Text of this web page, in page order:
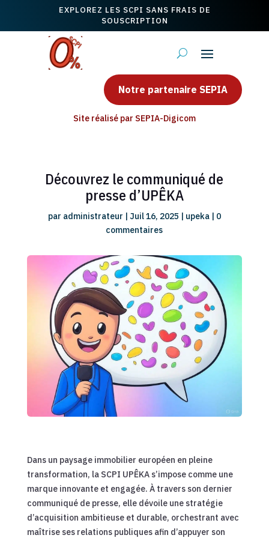
EXPLOREZ LES SCPI SANS FRAIS DE
SOUSCRIPTION
Notre partenaire SEPIA
Site réalisé par SEPIA-Digicom
Découvrez le communiqué de
presse d’UPÊKA
par administrateur | Juil 16, 2025 | upeka| 0
commentaires
Dans un paysage immobilier européen en pleine
transformation, la SCPI UPÊKA s’impose comme une
marque innovante et engagée. À travers son dernier
communiqué de presse, elle dévoile une stratégie
d’acquisition ambitieuse et durable, orchestrant avec
maîtrise ses relations publiques afin d’appuyer son